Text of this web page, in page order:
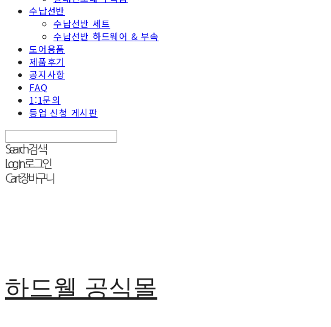
수납선반
수납선반 세트
수납선반 하드웨어 & 부속
도어용품
제품후기
공지사항
FAQ
1:1문의
등업 신청 게시판
Search검색
Log In로그인
Cart장바구니
하드웰 공식몰